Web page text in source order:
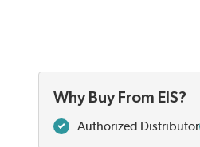
Why Buy From EIS?
Authorized Distributor